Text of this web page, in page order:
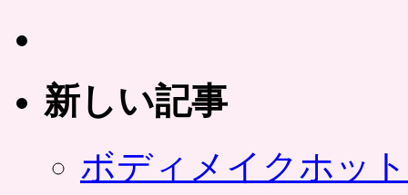
新しい記事
ボディメイクホッ